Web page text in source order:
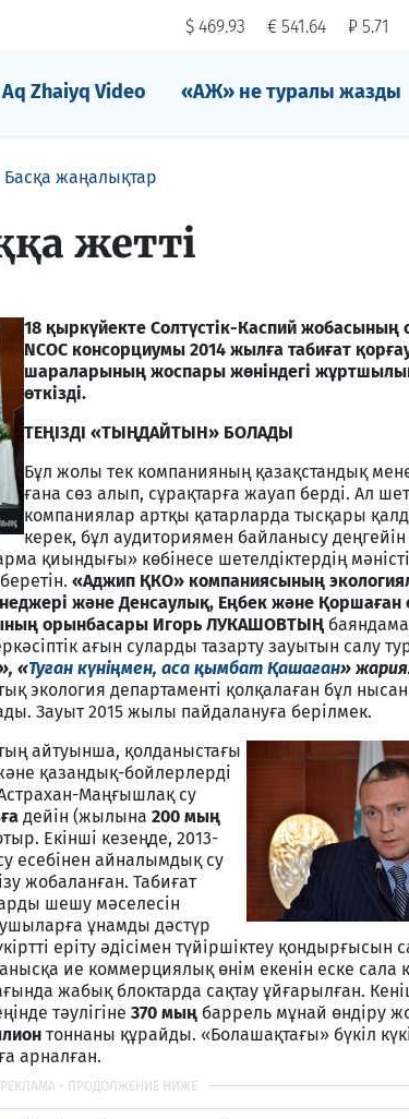
$ 469.93 € 541.64 ₽ 5.71
Aq Zhaiyq Video «АЖ» не туралы жазды
Басқа жаңалықтар
жетті
18 қыркүйекте Солтүстік-Каспий жобасының
NCOC консорциумы 2014 жылға табиғат
шараларының жоспары жөніндегі
өткізді.
ТЕҢІЗДІ «ТЫҢДАЙТЫН» БОЛАДЫ
Бұл жолы тек компанияның қазақстандық
ғана сөз алып, сұрақтарға жауап берді. Ал
компаниялар артқы қатарларда тысқары
керек, бұл аудиториямен байланысу
қиындығы» көбінесе шетелдіктердің мәністі
«Аджип ҚКО» компаниясының
және Денсаулық, Еңбек және Қоршаған
орынбасары Игорь ЛУКАШОВТЫҢ
ағын суларды тазарту зауытын салу
«Туған күніңмен, аса қымбат Қашаған»
экология департаменті қолқалаған бұл нысан
Зауыт 2015 жылы пайдалануға берілмек.
айтуынша, қолданыстағы
қазандық-бойлерлерді
Маңғышлақ су
дейін (жылына 200 мың
Екінші кезеңде, 2013-
есебінен айналымдық су
жобаланған. Табиғат
шешу мәселесін
ұнамды дәстүр
еріту әдісімен түйіршіктеу қондырғысын
ие коммерциялық өнім екенін еске сала
жабық блоктарда сақтау ұйғарылған.
тәулігіне 370 мың баррель мұнай өндіру
тоннаны құрайды. «Болашақтағы» бүкіл
арналған.